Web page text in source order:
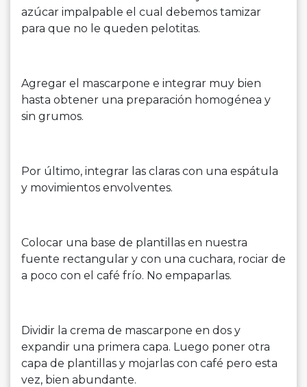
azúcar impalpable el cual debemos tamizar
para que no le queden pelotitas.
Agregar el mascarpone e integrar muy bien
hasta obtener una preparación homogénea y
sin grumos.
Por último, integrar las claras con una espátula
y movimientos envolventes.
Colocar una base de plantillas en nuestra
fuente rectangular y con una cuchara, rociar de
a poco con el café frío. No empaparlas.
Dividir la crema de mascarpone en dos y
expandir una primera capa. Luego poner otra
capa de plantillas y mojarlas con café pero esta
vez, bien abundante.